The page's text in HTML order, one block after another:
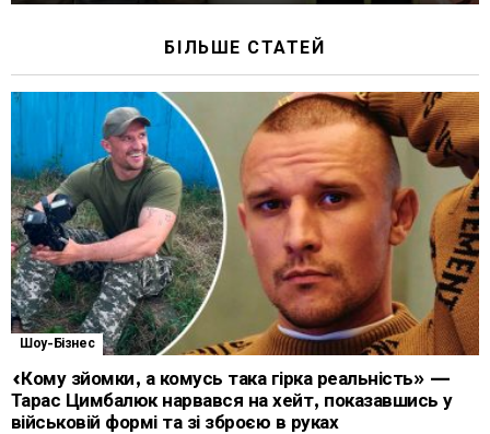
БІЛЬШЕ СТАТЕЙ
Шоу-Бізнес
«Кому зйомки, а комусь така гірка реальність» —
Тарас Цимбалюк нарвався на хейт, показавшись у
військовій формі та зі зброєю в руках